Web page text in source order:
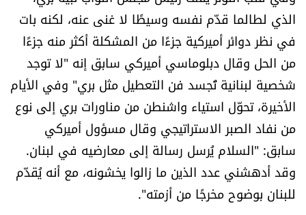
الذي لطالما قدّم نفسه وسيطًا لا غنى عنه، لكنه بات
في نظر دوائر أميركية جزءًا من المشكلة أكثر منه جزءًا
من الحل وقال دبلوماسي أميركي سابق إنه "لا توجد
شخصية لبنانية تُجسد فن التعطيل مثل بري" وفي الأيام
الأخيرة، تحوّل استياء واشنطن من مناورات بري إلى نوع
من نفاد الصبر الاستراتيجي وقال مسؤول أميركي
سابق: "السلام يُرسل رسالة إلى معارضيه في لبنان.
وقد أدهشني عدد الذين ما زالوا يخشونه، مع أنه يُقدّم
للبنان بوضوح مخرجًا من أزمته".